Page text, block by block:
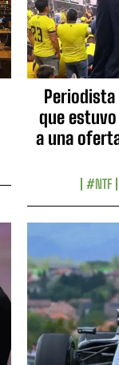
que
a una
#NTF